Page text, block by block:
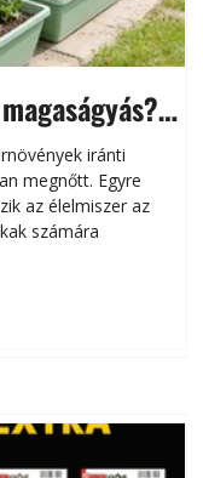
iránti
megnőtt. Egyre
az élelmiszer az
számára